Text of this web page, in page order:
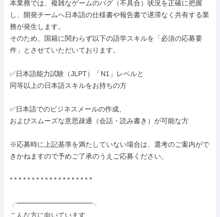
本業務では、複雑なゲームのバグ（不具合）状況を正確に把握
し、開発チームへ日本語の仕様書や報告書で遅滞なく共有する業
務が発生します。
そのため、国籍に関わらず以下の語学スキルを「必須の応募要
件」とさせていただいております。
✅日本語能力試験（JLPT）「N1」レベルと
同等以上の日本語スキルをお持ちの方
✅日本語でのビジネスメールの作成、
およびスムーズな意思疎通（会話・読み書き）が可能な方
※応募時に上記基準を満たしていない場合は、選考のご案内がで
きかねますので予めご了承のうえご応募ください。
* * * * * * * * * * * * * * * * * * *
╭━━━━━━━━━━━╮
こんな方に向いています